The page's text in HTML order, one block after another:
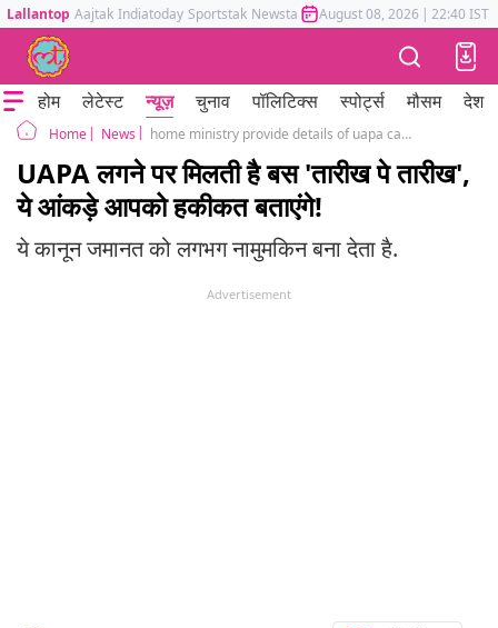
Lallantop Aajtak Indiatoday Sportstak Newstak Mumbai Tak Astrotak
August 08, 2026 | 22:40 IST
होम लेटेस्ट न्यूज़ चुनाव पॉलिटिक्स स्पोर्ट्स मौसम देश
Home News home ministry provide details of uapa cases in parliament most accused are languishing in jail
UAPA लगने पर मिलती है बस 'तारीख पे तारीख',
ये आंकड़े आपको हकीकत बताएंगे!
ये कानून जमानत को लगभग नामुमकिन बना देता है.
Advertisement